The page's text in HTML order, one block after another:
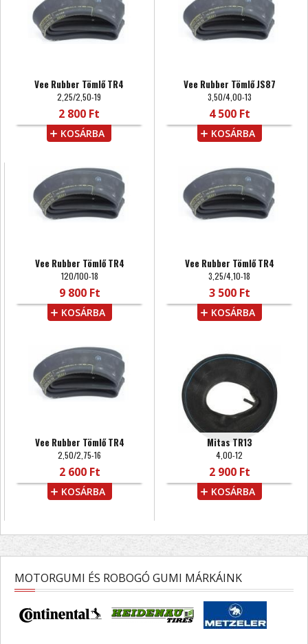
Vee Rubber Tömlő TR4
2,25/2,50-19
2 800 Ft
KOSÁRBA
Vee Rubber Tömlő JS87
3,50/4,00-13
4 500 Ft
KOSÁRBA
Vee Rubber Tömlő TR4
120/100-18
9 800 Ft
KOSÁRBA
Vee Rubber Tömlő TR4
3,25/4,10-18
3 500 Ft
KOSÁRBA
Vee Rubber Tömlő TR4
2,50/2,75-16
2 600 Ft
KOSÁRBA
Mitas TR13
4,00-12
2 900 Ft
KOSÁRBA
MOTORGUMI ÉS ROBOGÓ GUMI MÁRKÁINK